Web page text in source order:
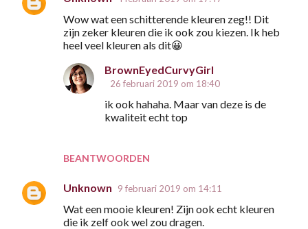
Wow wat een schitterende kleuren zeg!! Dit
zijn zeker kleuren die ik ook zou kiezen. Ik heb
heel veel kleuren als dit😀
BEANTWOORDEN
BrownEyedCurvyGirl
26 februari 2019 om 18:40
ik ook hahaha. Maar van deze is de
kwaliteit echt top
Unknown 9 februari 2019 om 14:11
Wat een mooie kleuren! Zijn ook echt kleuren
die ik zelf ook wel zou dragen.